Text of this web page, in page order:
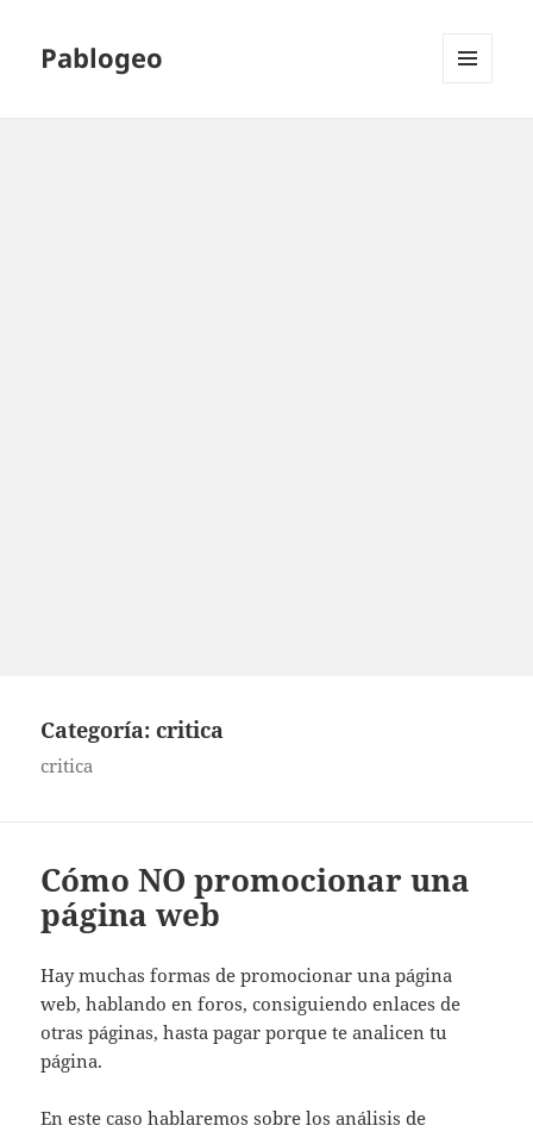
Pablogeo
Categoría:critica
critica
Cómo NO promocionar una
página web
Hay muchas formas de promocionar una página
web, hablando en foros, consiguiendo enlaces de
otras páginas, hasta pagar porque te analicen tu
página.
En este caso hablaremos sobre los análisis de